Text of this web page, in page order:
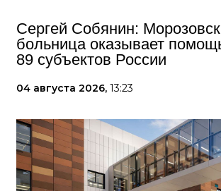
Сергей Собянин:
больница оказывает
89 субъектов России
04 августа 2026, 13:23